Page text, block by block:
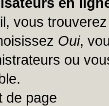
vous
Oui,
ou
de page